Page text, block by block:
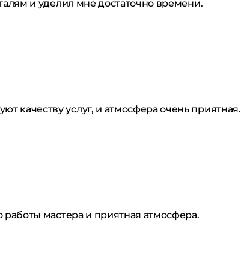
и уделил мне достаточно времени.
качеству услуг, и атмосфера очень приятная.
мастера и приятная атмосфера.